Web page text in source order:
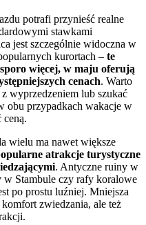
potrafi przynieść realne
stawkami
jest szczególnie widoczna w
kurortach – te
więcej, w maju oferują
cenach. Warto
wyprzedzeniem lub szukać
obu przypadkach wakacje w
wielu ma nawet większe
atrakcje turystyczne
. Antyczne ruiny w
Stambule czy rafy koralowe
po prostu luźniej. Mniejsza
zwiedzania, ale też